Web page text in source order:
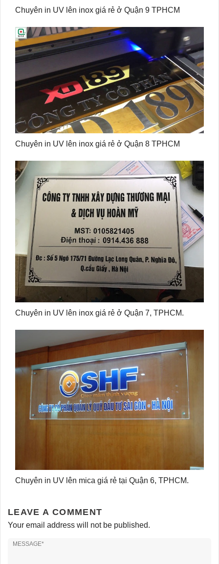
Chuyên in UV lên inox giá rẻ ở Quận 9 TPHCM
Chuyên in UV lên inox giá rẻ ở Quận 8 TPHCM
Chuyên in UV lên inox giá rẻ ở Quận 7, TPHCM.
Chuyên in UV lên mica giá rẻ tại Quận 6, TPHCM.
LEAVE A COMMENT
Your email address will not be published.